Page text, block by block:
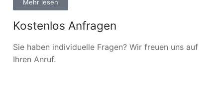
Mehr lesen
Kostenlos Anfragen
Sie haben individuelle Fragen? Wir freuen uns auf
Ihren Anruf.